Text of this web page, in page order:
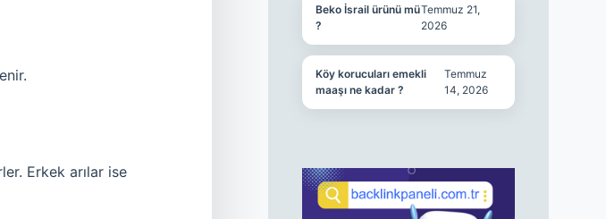
Erkek arılar ise
Beko İsrail ürünü mü
?
Temmuz 21,
2026
Köy korucuları emekli
maaşı ne kadar ?
Temmuz
14, 2026